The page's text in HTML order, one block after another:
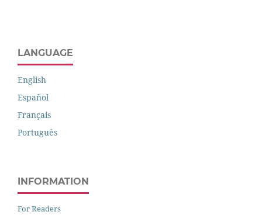
LANGUAGE
English
Español
Français
Português
INFORMATION
For Readers